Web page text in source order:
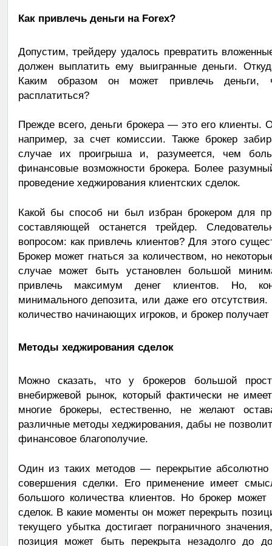
Как привлечь деньги на Forex?
Допустим, трейдеру удалось превратить
должен выплатить ему выигранные деньги.
Каким образом он может привлечь деньги,
расплатиться?
Прежде всего, деньги брокера — это его клиенты.
например, за счет комиссии. Также брокер
случае их проигрыша и, разумеется, чем
финансовые возможности брокера. Более
проведение хеджирования клиентских сделок.
Какой бы способ ни был избран брокером для
составляющей останется трейдер.
вопросом: как привлечь клиентов? Для этого
Брокер может гнаться за количеством, но
случае может быть установлен большой
привлечь максимум денег клиентов. Но,
минимального депозита, или даже его
количество начинающих игроков, и брокер получает
Методы хеджирования сделок
Можно сказать, что у брокеров большой
внебиржевой рынок, который фактически не
многие брокеры, естественно, не желают
различные методы хеджирования, дабы не
финансовое благополучие.
Один из таких методов — перекрытие
совершения сделки. Его применение имеет
большого количества клиентов. Но брокер
сделок. В какие моменты он может перекрыть
текущего убытка достигает пограничного
позиция может быть перекрыта незадолго до